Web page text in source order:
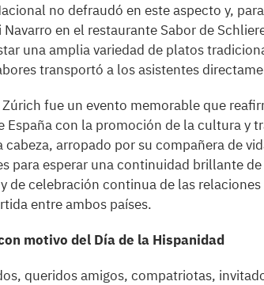
no defraudó en este aspecto y,
en el restaurante Sabor de
una amplia variedad de platos
transportó a los asistentes
Zúrich fue un evento memorable que
España con la promoción de la cultura y
cabeza, arropado por su compañera de
para esperar una continuidad brillante
de celebración continua de las
entre ambos países.
motivo del Día de la Hispanidad
queridos amigos, compatriotas,